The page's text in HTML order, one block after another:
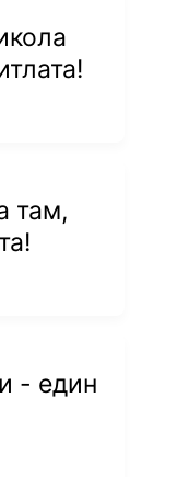
там,
- един